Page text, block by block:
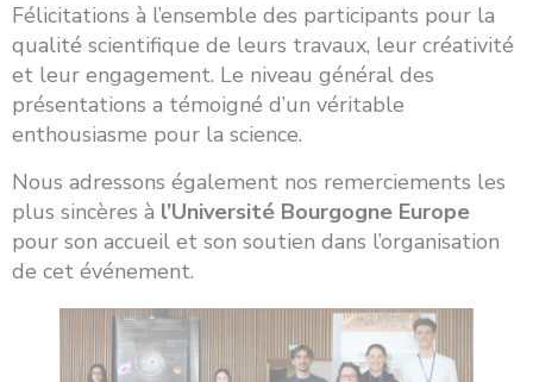
Félicitations à l’ensemble des participants pour la
qualité scientifique de leurs travaux, leur créativité
et leur engagement. Le niveau général des
présentations a témoigné d’un véritable
enthousiasme pour la science.
Nous adressons également nos remerciements les
plus sincères à l’Université Bourgogne Europe
pour son accueil et son soutien dans l’organisation
de cet événement.